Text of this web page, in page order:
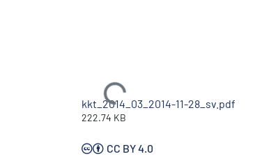
Ladataan...
kkt_2014_03_2014-11-28_sv.pdf
222.74 KB
CC BY 4.0